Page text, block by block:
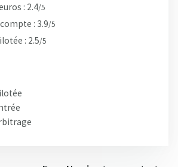
: 2.4/5
: 3.9/5
: 2.5/5